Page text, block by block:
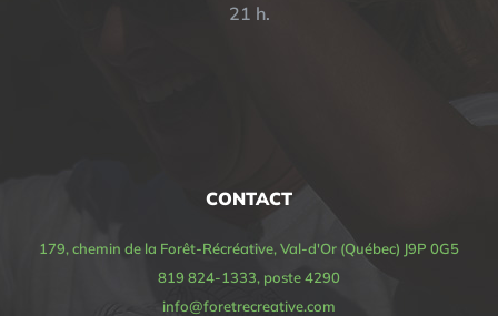
21 h.
CONTACT
179, chemin de la Forêt-Récréative, Val-d'Or (Québec) J9P 0G5
819 824-1333, poste 4290
info@foretrecreative.com